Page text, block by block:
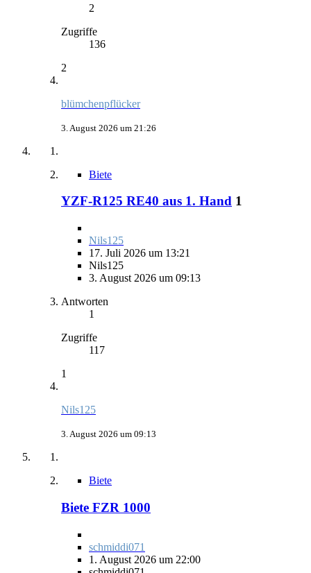
2
Zugriffe
136
2
blümchenpflücker
3. August 2026 um 21:26
Biete
YZF-R125 RE40 aus 1. Hand 1
Nils125
17. Juli 2026 um 13:21
Nils125
3. August 2026 um 09:13
Antworten
1
Zugriffe
117
1
Nils125
3. August 2026 um 09:13
Biete
Biete FZR 1000
schmiddi071
1. August 2026 um 22:00